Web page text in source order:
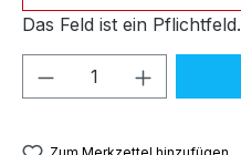
Das Feld ist ein Pflichtfeld.
Produkt Anzahl: